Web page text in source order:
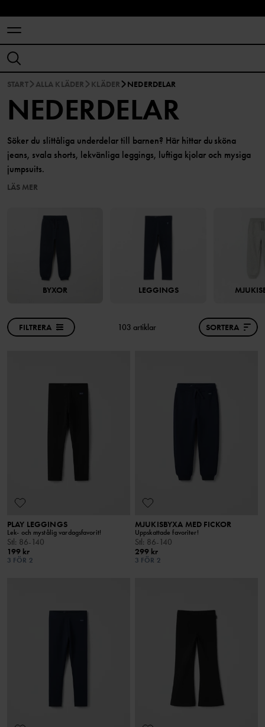
START ALLA KLÄDER KLÄDER NEDERDELAR
NEDERDELAR
Söker du slittåliga underdelar till barnen? Här hittar du sköna
jeans, svala shorts, lekvänliga leggings, luftiga kjolar och mysiga
jumpsuits.
LÄS MER
BYXOR LEGGINGS
FILTRERA 103 artiklar SORTERA
PLAY LEGGINGS
Lek- och mystålig vardagsfavorit!
Stl: 86-140
199 kr
3 FÖR 2
MJUKISBYXA MED FICKOR
Uppskattade favoriter!
Stl: 86-140
299 kr
3 FÖR 2